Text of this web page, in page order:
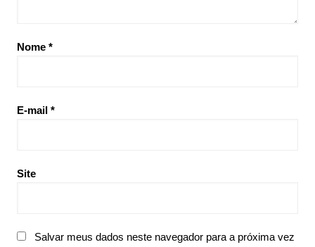
Nome *
E-mail *
Site
Salvar meus dados neste navegador para a próxima vez